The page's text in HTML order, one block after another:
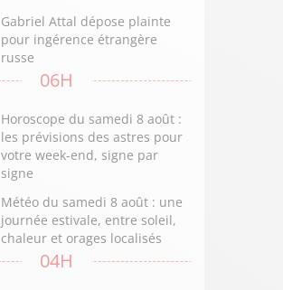
Gabriel Attal dépose plainte
pour ingérence étrangère
russe
06H
Horoscope du samedi 8 août :
les prévisions des astres pour
votre week-end, signe par
signe
Météo du samedi 8 août : une
journée estivale, entre soleil,
chaleur et orages localisés
04H